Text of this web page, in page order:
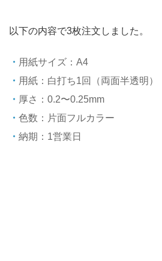
以下の内容で3枚注文しました。
用紙サイズ：A4
用紙：白打ち1回（両面半透明）
厚さ：0.2〜0.25mm
色数：片面フルカラー
納期：1営業日